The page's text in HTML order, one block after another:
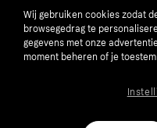
number: 556737-0431
Wij gebruiken cookies zodat
browsegedrag te
gegevens met onze
moment beheren of je